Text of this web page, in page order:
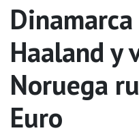
Haaland y
Noruega
Euro